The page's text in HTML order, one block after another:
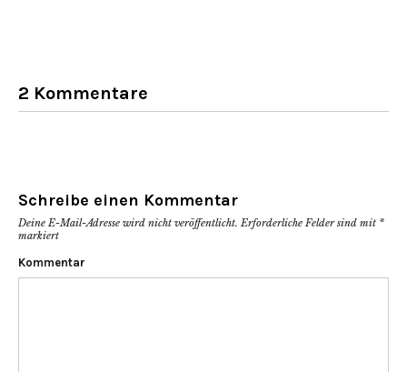
2 Kommentare
Schreibe einen Kommentar
Deine E-Mail-Adresse wird nicht veröffentlicht. Erforderliche Felder sind mit *
markiert
Kommentar